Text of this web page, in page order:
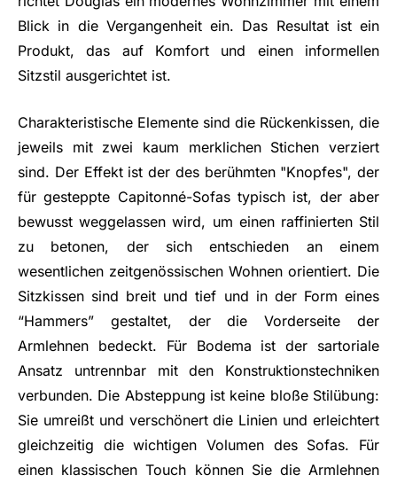
Blick in die Vergangenheit ein. Das Resultat ist ein
Produkt, das auf Komfort und einen informellen
Sitzstil ausgerichtet ist.
Charakteristische Elemente sind die Rückenkissen, die
jeweils mit zwei kaum merklichen Stichen verziert
sind. Der Effekt ist der des berühmten "Knopfes", der
für gesteppte Capitonné-Sofas typisch ist, der aber
bewusst weggelassen wird, um einen raffinierten Stil
zu betonen, der sich entschieden an einem
wesentlichen zeitgenössischen Wohnen orientiert. Die
Sitzkissen sind breit und tief und in der Form eines
“Hammers” gestaltet, der die Vorderseite der
Armlehnen bedeckt. Für Bodema ist der sartoriale
Ansatz untrennbar mit den Konstruktionstechniken
verbunden. Die Absteppung ist keine bloße Stilübung:
Sie umreißt und verschönert die Linien und erleichtert
gleichzeitig die wichtigen Volumen des Sofas. Für
einen klassischen Touch können Sie die Armlehnen